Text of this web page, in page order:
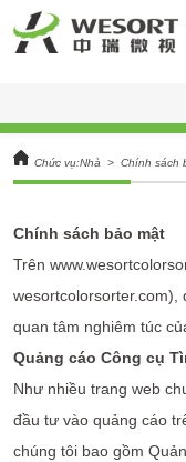
Chức vụ:Nhà > Chính sách
Chính sách bảo mật
Trên
wesortcolorsorter.com),
quan tâm nghiêm túc
Quảng cáo Công cụ
Như nhiều trang web
đầu tư vào quảng cáo
chúng tôi bao gồm